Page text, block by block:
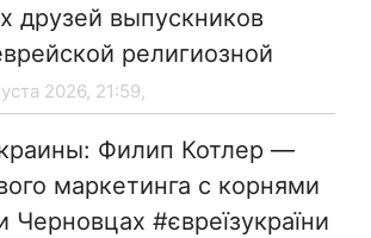
друзей выпускников
религиозной
2026, 21:59,
Филип Котлер —
маркетинга с корнями
#євреїзукраїни